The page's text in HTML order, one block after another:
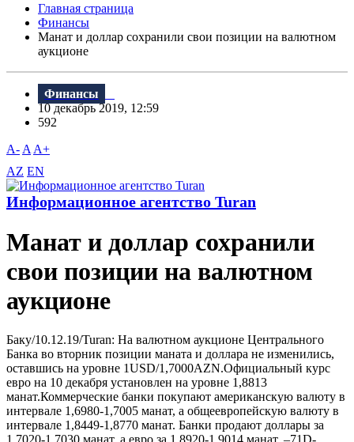
Главная страница
Финансы
Манат и доллар сохранили свои позиции на валютном
аукционе
Финансы
10 декабрь 2019, 12:59
592
A- A A+
AZ EN
Информационное агентство Turan
Манат и доллар сохранили
свои позиции на валютном
аукционе
Баку/10.12.19/Turan: На валютном аукционе Центрального
Банка во вторник позиции маната и доллара не изменились,
оставшись на уровне 1USD/1,7000AZN.Официальный курс
евро на 10 декабря установлен на уровне 1,8813
манат.Коммерческие банки покупают американскую валюту в
интервале 1,6980-1,7005 манат, а общеевропейскую валюту в
интервале 1,8449-1,8770 манат. Банки продают доллары за
1,7020-1,7030 манат, а евро за 1,8920-1,9014 манат. –71D-